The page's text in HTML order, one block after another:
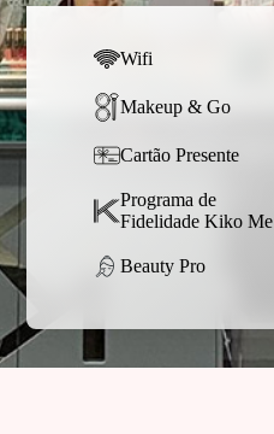
Wifi
Makeup & Go
Cartão Presente
Programa de
Fidelidade Kiko Me
Beauty Pro